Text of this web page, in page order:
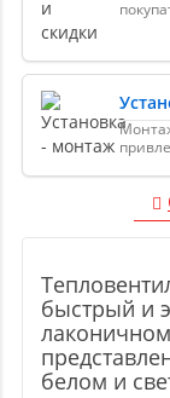
быстрый и
белом и